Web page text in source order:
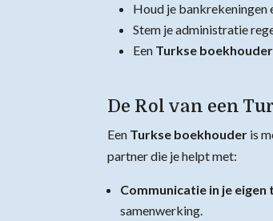
Houd je bankrekeningen
Stem je administratie
Een Turkse boekhouder
De Rol van een
Een Turkse boekhouder is
partner die je helpt met:
Communicatie in je eigen
samenwerking.